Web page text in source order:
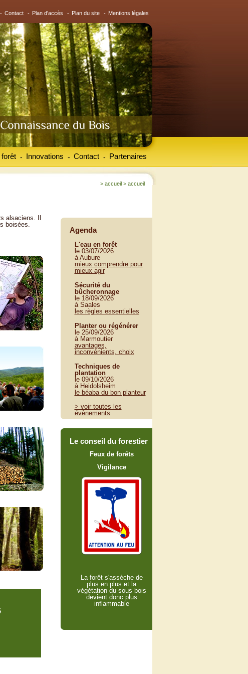
- Contact - Plan d'accès - Plan du site - Mentions légales
Innovations
- Contact
- Partenaires
-
alsaciens. Il
boisées.
> accueil > accueil
Agenda
L'eau en forêt
le 03/07/2026
à Aubure
mieux comprendre pour
mieux agir
Sécurité du
bûcheronnage
le 18/09/2026
à Saales
les règles essentielles
Planter ou régénérer
le 25/09/2026
à Marmoutier
avantages,
inconvénients, choix
Techniques de
plantation
le 09/10/2026
à Heidolsheim
le béaba du bon planteur
> voir toutes les
évènements
Le conseil du forestier
Feux de forêts
Vigilance
La forêt s'assèche de
plus en plus et la
végétation du sous bois
devient donc plus
inflammable